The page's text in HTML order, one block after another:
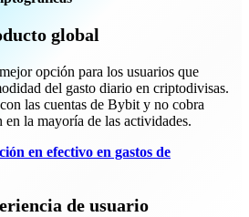
global
opción para los usuarios que
del gasto diario en criptodivisas.
las cuentas de Bybit y no cobra
la mayoría de las actividades.
en efectivo en gastos de
de usuario